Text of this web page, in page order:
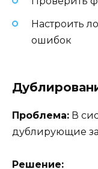
Настроить
ошибок
Проблема: В
дублирующие
Решение: